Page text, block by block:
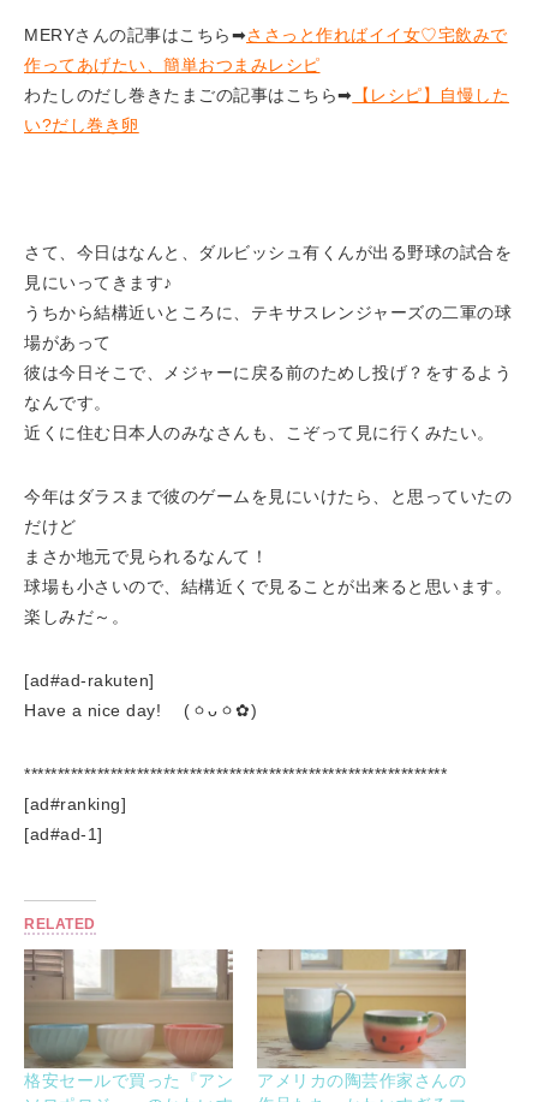
MERYさんの記事はこちら➡ささっと作ればイイ女♡宅飲みで
作ってあげたい、簡単おつまみレシピ
わたしのだし巻きたまごの記事はこちら➡ 【レシピ】自慢した
い?だし巻き卵
さて、今日はなんと、ダルビッシュ有くんが出る野球の試合を
見にいってきます♪
うちから結構近いところに、テキサスレンジャーズの二軍の球
場があって
彼は今日そこで、メジャーに戻る前のためし投げ？をするよう
なんです。
近くに住む日本人のみなさんも、こぞって見に行くみたい。
今年はダラスまで彼のゲームを見にいけたら、と思っていたの
だけど
まさか地元で見られるなんて！
球場も小さいので、結構近くで見ることが出来ると思います。
楽しみだ～。
[ad#ad-rakuten]
Have a nice day! (ㆁᴗㆁ✿)
****************************************************************
[ad#ranking]
[ad#ad-1]
RELATED
格安セールで買った『アン
アメリカの陶芸作家さんの